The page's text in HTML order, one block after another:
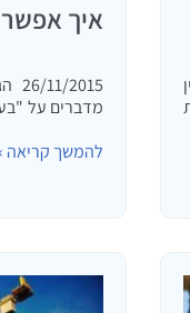
איך
מדברים על
המונח זוג
להמשך קריאה